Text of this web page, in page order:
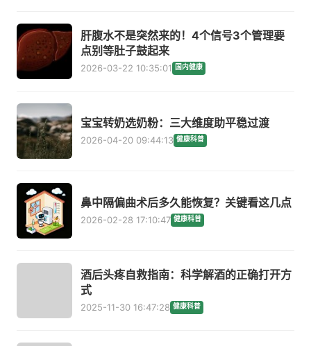
肝腹水不是突然来的！4个信号3个管理要
点别等肚子鼓起来
2026-03-22 10:35:01 国内健康
宝宝转奶选奶粉：三大维度助平稳过渡
2026-04-20 09:44:13 健康科普
鼻中隔偏曲术后多久能恢复？关键看这几点
2026-02-28 17:10:47 健康科普
酒后头疼自救指南：科学解酒的正确打开方
式
2025-11-30 16:47:28 健康科普